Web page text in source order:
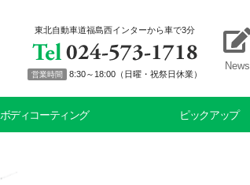
News
東北自動車道福島西インターから車で3分
営業時間 8:30～18:00（日曜・祝祭日休業）
ボディコーティング ピックアップ